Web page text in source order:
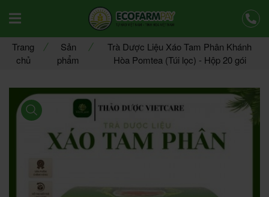
Offcanvas Menu Mobile Open
Trang
chủ
Sản
phẩm
Trà Dược Liệu Xáo Tam Phân Khánh
Hòa Pomtea (Túi lọc) - Hộp 20 gói
product view